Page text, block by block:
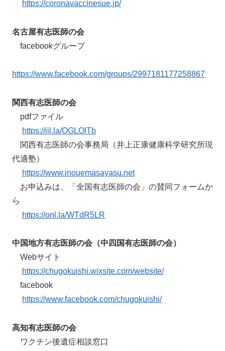
https://coronavaccinesue.jp/
名古屋有志医師の会
facebookグループ
https://www.facebook.com/groups/2997181177258867
関西有志医師の会
pdfファイル
https://iil.la/OGLOlTb
関西有志医師の会事務局（井上正康健康科学研究所現
代適塾）
https://www.inouemasayasu.net
お申込みは、「全国有志医師の会」の賛同フォームか
ら
https://onl.la/WTdR5LR
中国地方有志医師の会（中四国有志医師の会）
Webサイト
https://chugokuishi.wixsite.com/website/
facebook
https://www.facebook.com/chugokuishi/
高知有志医師の会
ワクチン後遺症相談窓口